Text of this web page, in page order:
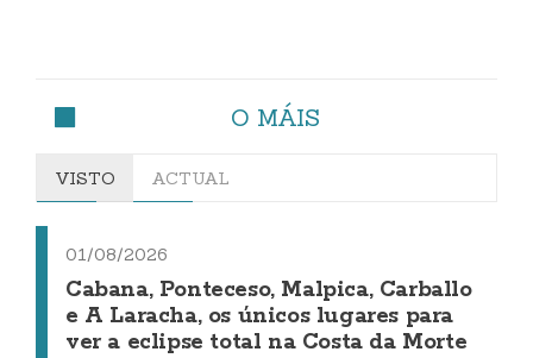
O MÁIS
VISTO ACTUAL
01/08/2026
Cabana, Ponteceso, Malpica, Carballo
e A Laracha, os únicos lugares para
ver a eclipse total na Costa da Morte